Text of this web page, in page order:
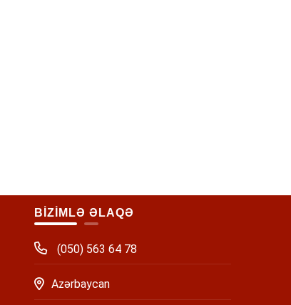
BİZİMLƏ ƏLAQƏ
(050) 563 64 78
Azərbaycan